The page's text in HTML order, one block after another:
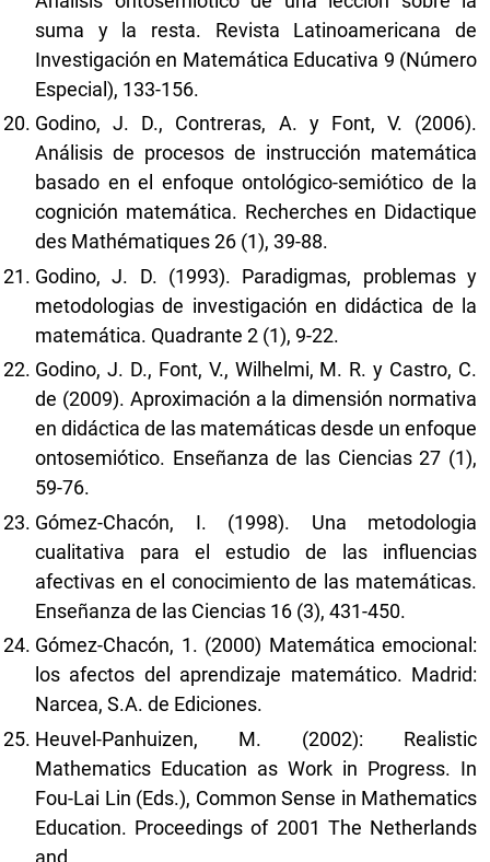
suma y la resta. Revista Latinoamericana de
Investigación en Matemática Educativa 9 (Número
Especial), 133-156.
Godino, J. D., Contreras, A. y Font, V. (2006).
Análisis de procesos de instrucción matemática
basado en el enfoque ontológico-semiótico de la
cognición matemática. Recherches en Didactique
des Mathématiques 26 (1), 39-88.
Godino, J. D. (1993). Paradigmas, problemas y
metodologias de investigación en didáctica de la
matemática. Quadrante 2 (1), 9-22.
Godino, J. D., Font, V., Wilhelmi, M. R. y Castro, C.
de (2009). Aproximación a la dimensión normativa
en didáctica de las matemáticas desde un enfoque
ontosemiótico. Enseñanza de las Ciencias 27 (1),
59-76.
Gómez-Chacón, I. (1998). Una metodologia
cualitativa para el estudio de las influencias
afectivas en el conocimiento de las matemáticas.
Enseñanza de las Ciencias 16 (3), 431-450.
Gómez-Chacón, 1. (2000) Matemática emocional:
los afectos del aprendizaje matemático. Madrid:
Narcea, S.A. de Ediciones.
Heuvel-Panhuizen, M. (2002): Realistic
Mathematics Education as Work in Progress. In
Fou-Lai Lin (Eds.), Common Sense in Mathematics
Education. Proceedings of 2001 The Netherlands
and